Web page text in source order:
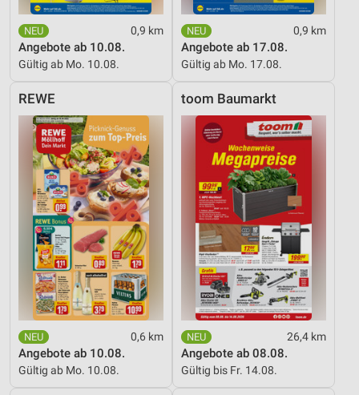
0,9 km
Angebote ab 10.08.
Gültig ab Mo. 10.08.
0,9 km
Angebote ab 17.08.
Gültig ab Mo. 17.08.
REWE
0,6 km
Angebote ab 10.08.
Gültig ab Mo. 10.08.
toom Baumarkt
26,4 km
Angebote ab 08.08.
Gültig bis Fr. 14.08.